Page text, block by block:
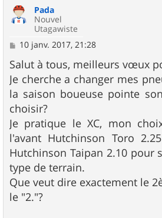
Pada
Nouvel
Utagawiste
M
s
s
a
g
e
10 janv. 2017, 21:28
Salut à tous, meilleurs vœux
Je cherche a changer mes
la saison boueuse pointe
choisir?
Je pratique le XC, mon
l'avant Hutchinson Toro
Hutchinson Taipan 2.10 pour
type de terrain.
Que veut dire exactement le
le "2."?